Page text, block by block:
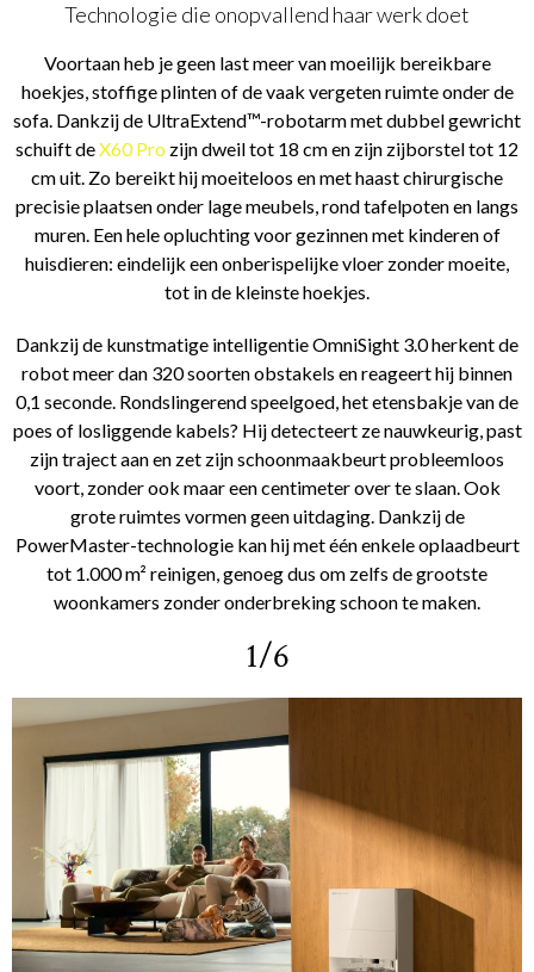
Technologie die onopvallend haar werk doet
Voortaan heb je geen last meer van moeilijk bereikbare
hoekjes, stoffige plinten of de vaak vergeten ruimte onder de
sofa. Dankzij de UltraExtend™-robotarm met dubbel gewricht
schuift deX60 Pro zijn dweil tot 18 cm en zijn zijborstel tot 12
cm uit. Zo bereikt hij moeiteloos en met haast chirurgische
precisie plaatsen onder lage meubels, rond tafelpoten en langs
muren. Een hele opluchting voor gezinnen met kinderen of
huisdieren: eindelijk een onberispelijke vloer zonder moeite,
tot in de kleinste hoekjes.
Dankzij de kunstmatige intelligentie OmniSight 3.0 herkent de
robot meer dan 320 soorten obstakels en reageert hij binnen
0,1 seconde. Rondslingerend speelgoed, het etensbakje van de
poes of losliggende kabels? Hij detecteert ze nauwkeurig, past
zijn traject aan en zet zijn schoonmaakbeurt probleemloos
voort, zonder ook maar een centimeter over te slaan. Ook
grote ruimtes vormen geen uitdaging. Dankzij de
PowerMaster-technologie kan hij met één enkele oplaadbeurt
tot 1.000 m² reinigen, genoeg dus om zelfs de grootste
woonkamers zonder onderbreking schoon te maken.
1/6